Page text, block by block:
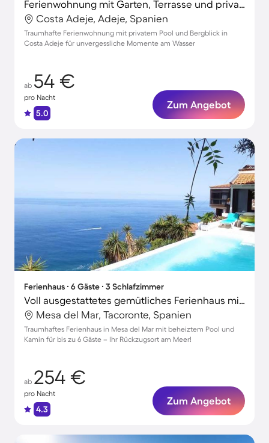
Ferienwohnung mit Garten, Terrasse und privatem Pool | Bergblick
Costa Adeje, Adeje, Spanien
Traumhafte Ferienwohnung mit privatem Pool und Bergblick in
Costa Adeje für unvergessliche Momente am Wasser
ab 54 €
pro Nacht
5.0
Zum Angebot
Ferienhaus ∙ 6 Gäste ∙ 3 Schlafzimmer
Voll ausgestattetes gemütliches Ferienhaus mit Grill, Terrasse und Garten | Nah am Strand | Perfekt für die Arbeit von Zuhause
Mesa del Mar, Tacoronte, Spanien
Traumhaftes Ferienhaus in Mesa del Mar mit beheiztem Pool und
Kamin für bis zu 6 Gäste – Ihr Rückzugsort am Meer!
ab 254 €
pro Nacht
4.3
Zum Angebot